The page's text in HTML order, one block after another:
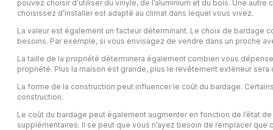
pouvez choisir d’utiliser du vinyle, de l’aluminium et du bois. Une
choisissez d’installer est adapté au climat dans lequel vous vivez.
La valeur est également un facteur déterminant. Le choix de bardage
besoins. Par exemple, si vous envisagez de vendre dans un proche
La taille de la propriété déterminera également combien vous
propriété. Plus la maison est grande, plus le revêtement extérieur sera
La forme de la construction peut influencer le coût du bardage.
construction.
Le coût du bardage peut également augmenter en fonction de l’état
supplémentaires. Il se peut que vous n’ayez besoin de remplacer